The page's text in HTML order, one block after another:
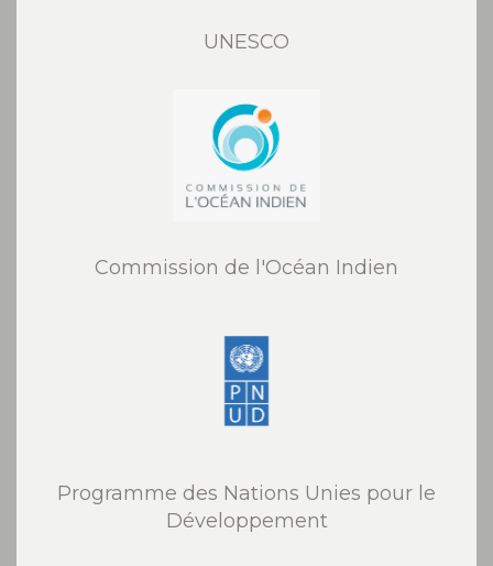
UNESCO
Commission de l'Océan Indien
Programme des Nations Unies pour le
Développement